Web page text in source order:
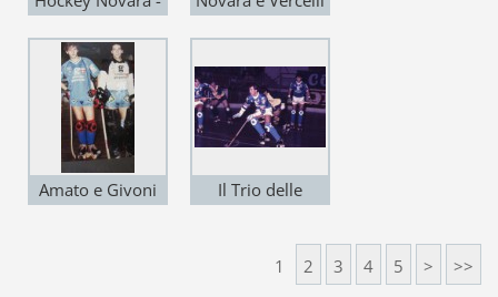
Amato e Givoni
Il Trio delle
Bernardini,
Mariotti (al
1 2 3 4 5 > >>